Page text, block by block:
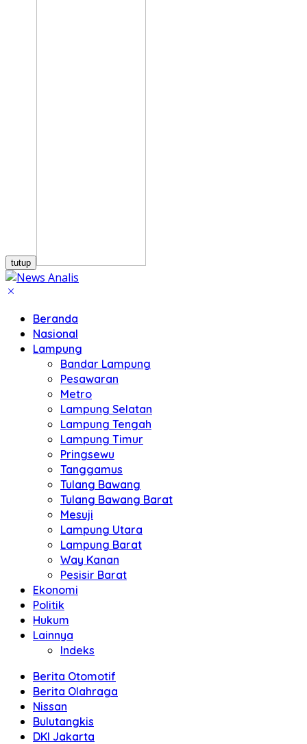
tutup
Beranda
Nasional
Lampung
Bandar Lampung
Pesawaran
Metro
Lampung Selatan
Lampung Tengah
Lampung Timur
Pringsewu
Tanggamus
Tulang Bawang
Tulang Bawang Barat
Mesuji
Lampung Utara
Lampung Barat
Way Kanan
Pesisir Barat
Ekonomi
Politik
Hukum
Lainnya
Indeks
Berita Otomotif
Berita Olahraga
Nissan
Bulutangkis
DKI Jakarta